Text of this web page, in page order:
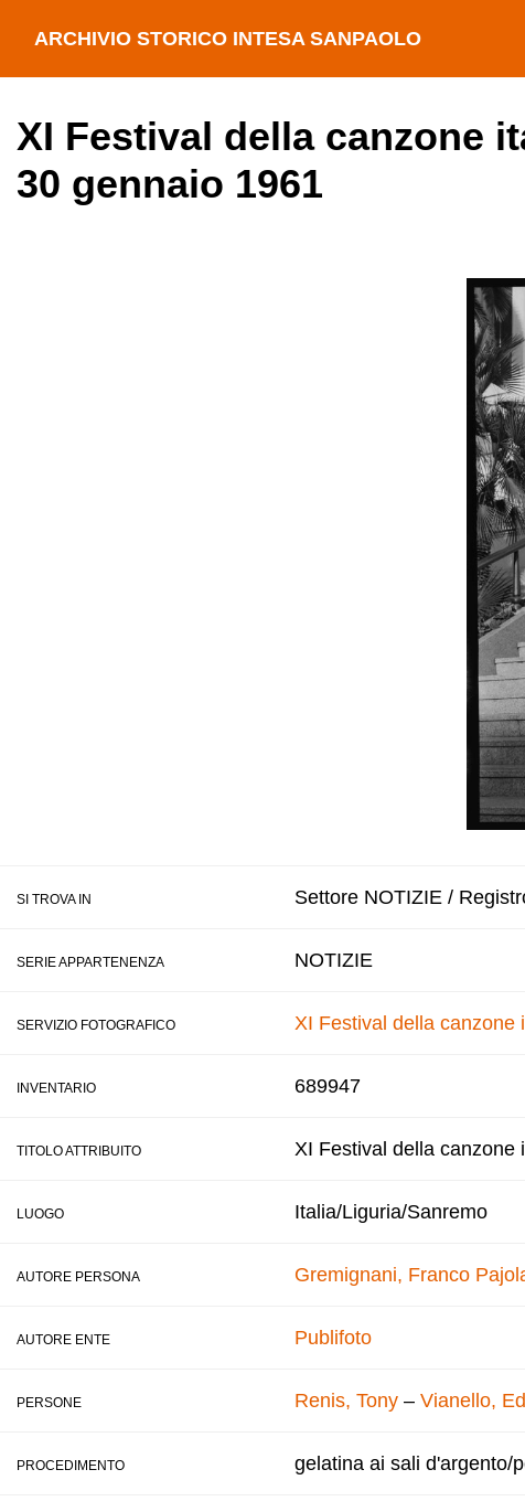
ARCHIVIO STORICO INTESA SANPAOLO
XI Festival della canzone
30 gennaio 1961
SI TROVA IN Settore NOTIZIE /
SERIE APPARTENENZA NOTIZIE
SERVIZIO FOTOGRAFICO XI Festival della canzone
INVENTARIO 689947
TITOLO ATTRIBUITO XI Festival della canzone
LUOGO Italia/Liguria/Sanremo
AUTORE PERSONA Gremignani, Franco
AUTORE ENTE Publifoto
PERSONE Renis, Tony – Vianello,
PROCEDIMENTO gelatina ai sali d'argento/